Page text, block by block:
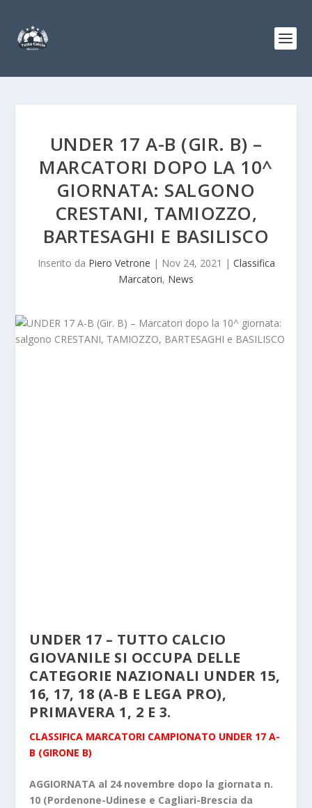
UNDER 17 A-B (GIR. B) –
MARCATORI DOPO LA 10^
GIORNATA: SALGONO
CRESTANI, TAMIOZZO,
BARTESAGHI E BASILISCO
Inserito da Piero Vetrone | Nov 24, 2021 | Classifica
Marcatori, News
UNDER 17 – TUTTO CALCIO
GIOVANILE SI OCCUPA DELLE
CATEGORIE NAZIONALI UNDER 15,
16, 17, 18 (A-B E LEGA PRO),
PRIMAVERA 1, 2 E 3.
CLASSIFICA MARCATORI CAMPIONATO UNDER 17 A-
B (GIRONE B)
AGGIORNATA al 24 novembre dopo la giornata n.
10 (Pordenone-Udinese e Cagliari-Brescia da